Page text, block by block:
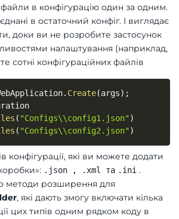
в конфігурацію один за одним.
в остаточний конфіг. І виглядає
доки ви не розробите застосунок
налаштування (наприклад,
сотні конфігураційних файлів
. Create(args) ;
( "Configs\\config1.json")
( "Configs\\config2.json")
конфігурації, які ви можете додати
.json , .xml та .ini .
методи розширення для
, які дають змогу включати кілька
цих типів одним рядком коду в